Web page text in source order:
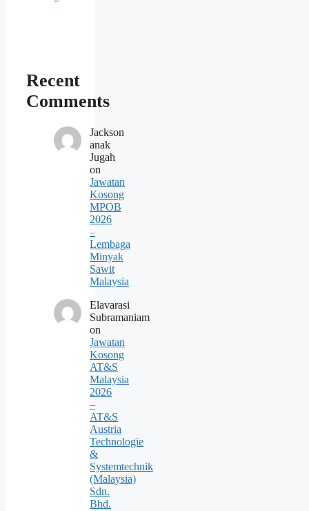
Recent
Comments
Jackson
anak
Jugah
on
Jawatan
Kosong
MPOB
2026
–
Lembaga
Minyak
Sawit
Malaysia
Elavarasi
Subramaniam
on
Jawatan
Kosong
AT&S
Malaysia
2026
–
AT&S
Austria
Technologie
&
Systemtechnik
(Malaysia)
Sdn.
Bhd.